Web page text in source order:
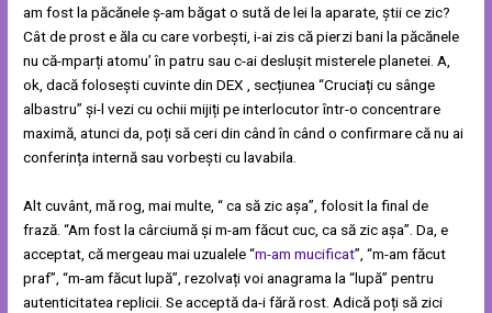
am fost la păcănele ș-am băgat o sută de lei la aparate, știi ce zic?
Cât de prost e ăla cu care vorbești, i-ai zis că pierzi bani la păcănele
nu că-mparți atomu’ în patru sau c-ai deslușit misterele planetei. A,
ok, dacă folosești cuvinte din DEX , secțiunea “Cruciați cu sânge
albastru” și-l vezi cu ochii mijiți pe interlocutor într-o concentrare
maximă, atunci da, poți să ceri din când în când o confirmare că nu ai
conferința internă sau vorbești cu lavabila.
Alt cuvânt, mă rog, mai multe, “ ca să zic așa”, folosit la final de
frază. “Am fost la cârciumă și m-am făcut cuc, ca să zic așa”. Da, e
acceptat, că mergeau mai uzualele “m-am mucificat”, “m-am făcut
praf”, “m-am făcut lupă”, rezolvați voi anagrama la “lupă” pentru
autenticitatea replicii. Se acceptă da-i fără rost. Adică poți să zici